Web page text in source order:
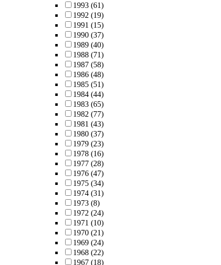
1993 (61)
1992 (19)
1991 (15)
1990 (37)
1989 (40)
1988 (71)
1987 (58)
1986 (48)
1985 (51)
1984 (44)
1983 (65)
1982 (77)
1981 (43)
1980 (37)
1979 (23)
1978 (16)
1977 (28)
1976 (47)
1975 (34)
1974 (31)
1973 (8)
1972 (24)
1971 (10)
1970 (21)
1969 (24)
1968 (22)
1967 (18)